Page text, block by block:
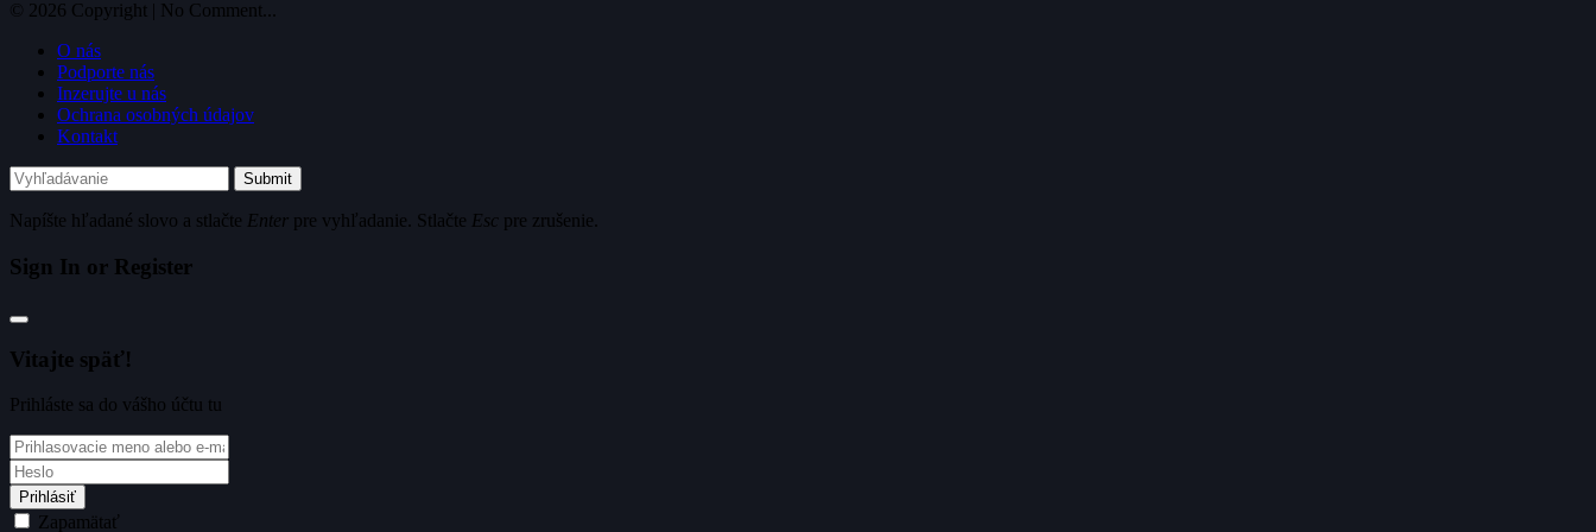
© 2026 Copyright | No Comment...
O nás
Podporte nás
Inzerujte u nás
Ochrana osobných údajov
Kontakt
Submit
Napíšte hľadané slovo a stlačte Enter pre vyhľadanie. Stlačte Esc pre zrušenie.
Sign In or Register
Vitajte späť!
Prihláste sa do vášho účtu tu
Prihlásiť
Zapamätať